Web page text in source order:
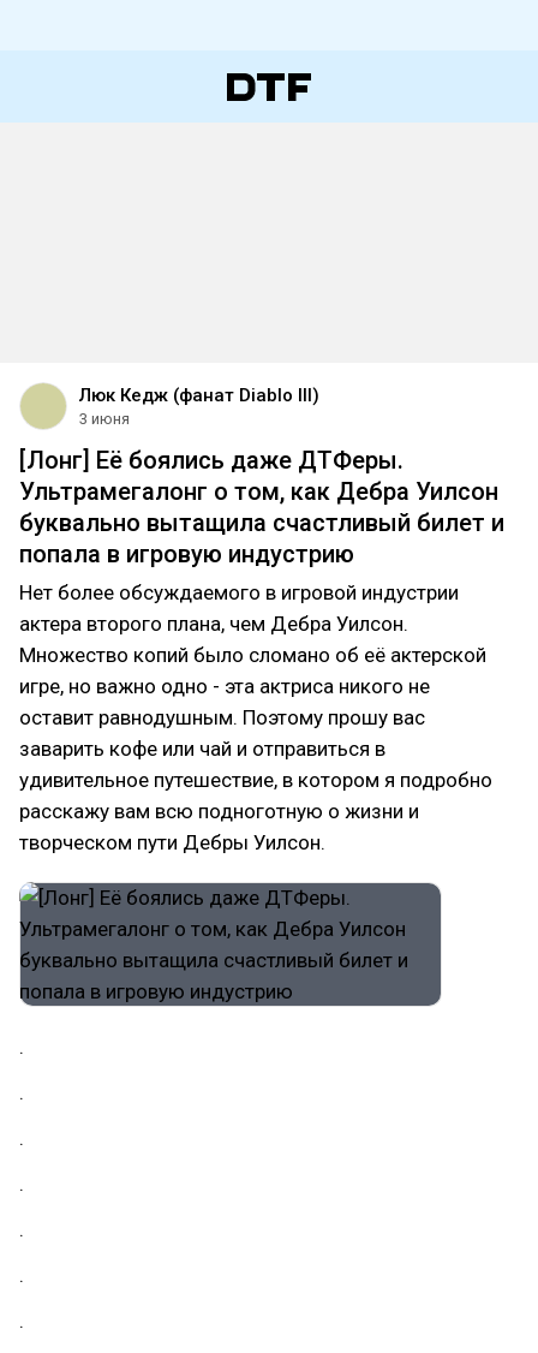
Люк Кедж (фанат Diablo III)
3 июня
[Лонг] Её боялись даже ДТФеры.
Ультрамегалонг о том, как Дебра Уилсон
буквально вытащила счастливый билет и
попала в игровую индустрию
Нет более обсуждаемого в игровой индустрии
актера второго плана, чем Дебра Уилсон.
Множество копий было сломано об её актерской
игре, но важно одно - эта актриса никого не
оставит равнодушным. Поэтому прошу вас
заварить кофе или чай и отправиться в
удивительное путешествие, в котором я подробно
расскажу вам всю подноготную о жизни и
творческом пути Дебры Уилсон.
.
.
.
.
.
.
.